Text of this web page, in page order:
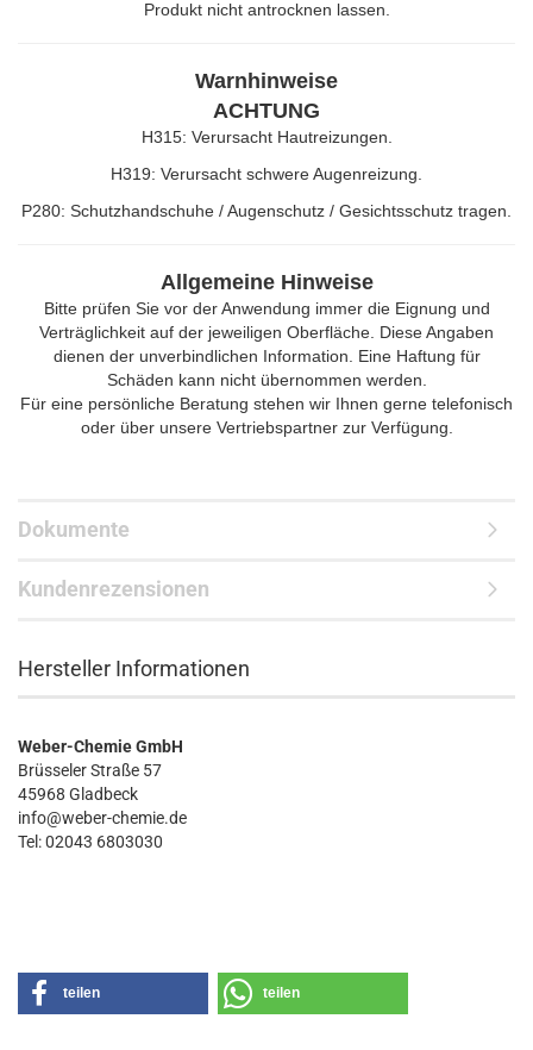
Produkt nicht antrocknen lassen.
Warnhinweise
ACHTUNG
H315: Verursacht Hautreizungen.
H319: Verursacht schwere Augenreizung.
P280: Schutzhandschuhe / Augenschutz / Gesichtsschutz tragen.
Allgemeine Hinweise
Bitte prüfen Sie vor der Anwendung immer die Eignung und
Verträglichkeit auf der jeweiligen Oberfläche. Diese Angaben
dienen der unverbindlichen Information. Eine Haftung für
Schäden kann nicht übernommen werden.
Für eine persönliche Beratung stehen wir Ihnen gerne telefonisch
oder über unsere Vertriebspartner zur Verfügung.
Dokumente
Kundenrezensionen
Hersteller Informationen
Weber-Chemie GmbH
Brüsseler Straße 57
45968 Gladbeck
info@weber-chemie.de
Tel: 02043 6803030
teilen teilen